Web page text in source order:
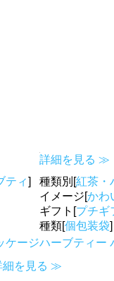
ティ]
ケージ
詳細を見る ≫
種類別[紅茶・
イメージ[かわ
ギフト[プチギ
種類[個包装袋]
ハーブティー
細を見る ≫